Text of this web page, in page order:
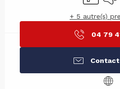
+ 5 autre(s)
04 79